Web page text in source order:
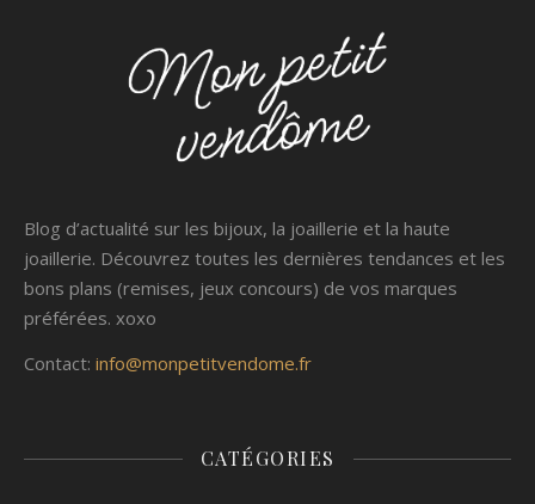
Blog d’actualité sur les bijoux, la joaillerie et la haute
joaillerie. Découvrez toutes les dernières tendances et les
bons plans (remises, jeux concours) de vos marques
préférées. xoxo
Contact: info@monpetitvendome.fr
CATÉGORIES